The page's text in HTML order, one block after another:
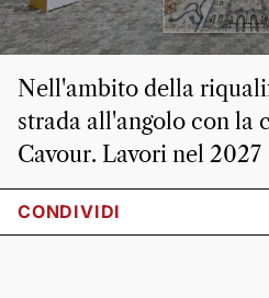
Nell'ambito della
strada all'angolo con la
Cavour. Lavori nel 2027
CONDIVIDI